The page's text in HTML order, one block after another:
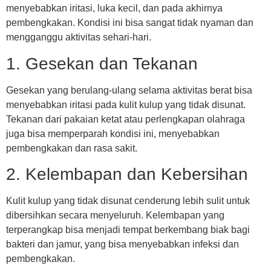
menyebabkan iritasi, luka kecil, dan pada akhirnya
pembengkakan. Kondisi ini bisa sangat tidak nyaman dan
mengganggu aktivitas sehari-hari.
1. Gesekan dan Tekanan
Gesekan yang berulang-ulang selama aktivitas berat bisa
menyebabkan iritasi pada kulit kulup yang tidak disunat.
Tekanan dari pakaian ketat atau perlengkapan olahraga
juga bisa memperparah kondisi ini, menyebabkan
pembengkakan dan rasa sakit.
2. Kelembapan dan Kebersihan
Kulit kulup yang tidak disunat cenderung lebih sulit untuk
dibersihkan secara menyeluruh. Kelembapan yang
terperangkap bisa menjadi tempat berkembang biak bagi
bakteri dan jamur, yang bisa menyebabkan infeksi dan
pembengkakan.